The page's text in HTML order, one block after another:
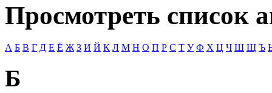
Просмотреть список
А Б В Г Д Е Ё Ж З И Й К Л М Н О П Р С Т У Ф Х Ц Ч Ш Щ Ъ
Б